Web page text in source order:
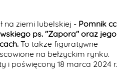
na ziemi lubelskiej - Pomnik cc
ps. "Zapora" oraz jego
To także figuratywne
na bełżyckim rynku.
i poświęcony 18 marca 2024 r.